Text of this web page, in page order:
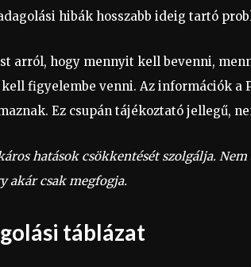
hibák hosszabb ideig tartó
arról, hogy mennyit kell bevenni,
figyelembe venni. Az információk a
Ez csupán tájékoztató jellegű,
hatások csökkentését szolgálja.
akár csak megfogja.
táblázat